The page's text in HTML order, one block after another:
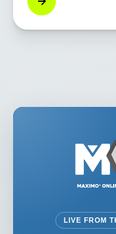
para un activo. Esta
visible en muchos
LIVE FROM